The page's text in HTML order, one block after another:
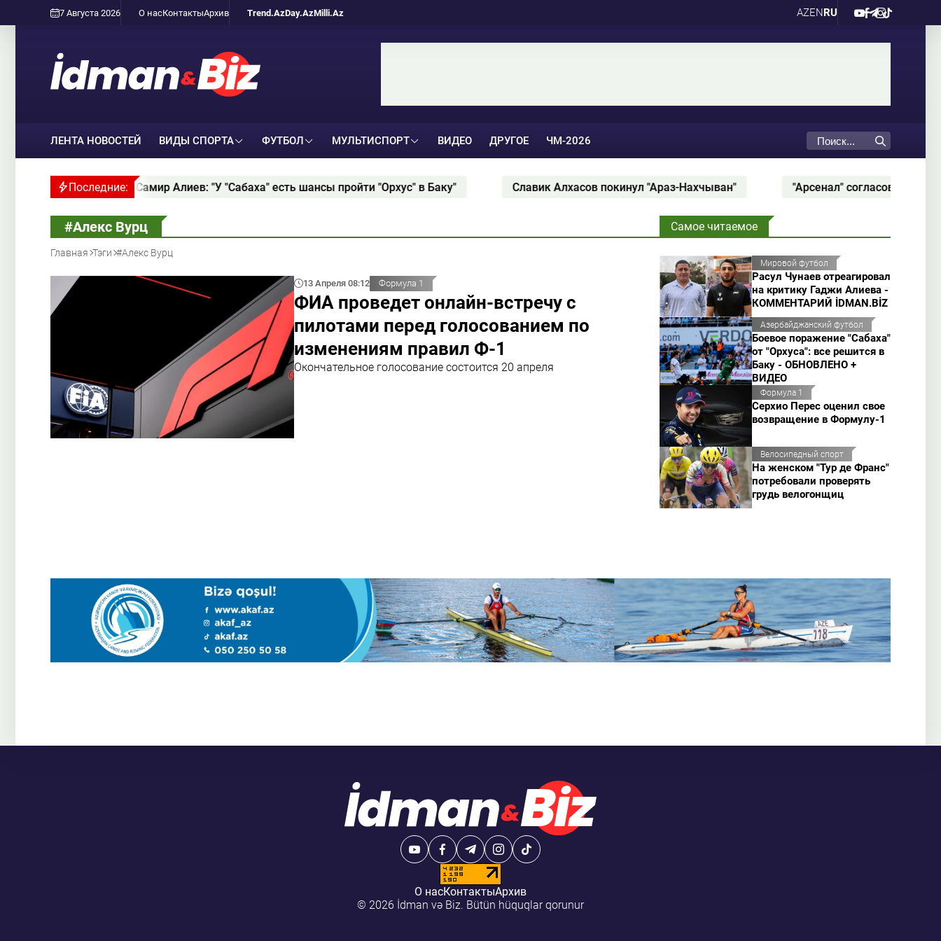
7 Августа 2026 О насКонтактыАрхив Trend.AzDay.AzMilli.Az AZENRU
ЛЕНТА НОВОСТЕЙ ВИДЫ СПОРТА ФУТБОЛ МУЛЬТИСПОРТ ВИДЕО ДРУГОЕ ЧМ-2026
Последние:Самир Алиев: "У "Сабаха" есть шансы пройти "Орхус" в Баку" Славик Алхасов покинул "Араз-Нахчыван" "Арсенал" согласовал трансфер
#Алекс Вурц
Главная Тэги #Алекс Вурц
13 Апреля 08:12 Формула 1
ФИА проведет онлайн-встречу с
пилотами перед голосованием по
изменениям правил Ф-1
Окончательное голосование состоится 20 апреля
Самое читаемое
Мировой футбол
Расул Чунаев отреагировал
на критику Гаджи Алиева -
КОММЕНТАРИЙ İDMAN.BİZ
Азербайджанский футбол
Боевое поражение "Сабаха"
от "Орхуса": все решится в
Баку - ОБНОВЛЕНО +
ВИДЕО
Формула 1
Серхио Перес оценил свое
возвращение в Формулу-1
Велосипедный спорт
На женском "Тур де Франс"
потребовали проверять
грудь велогонщиц
О насКонтактыАрхив
© 2026 İdman və Biz. Bütün hüquqlar qorunur